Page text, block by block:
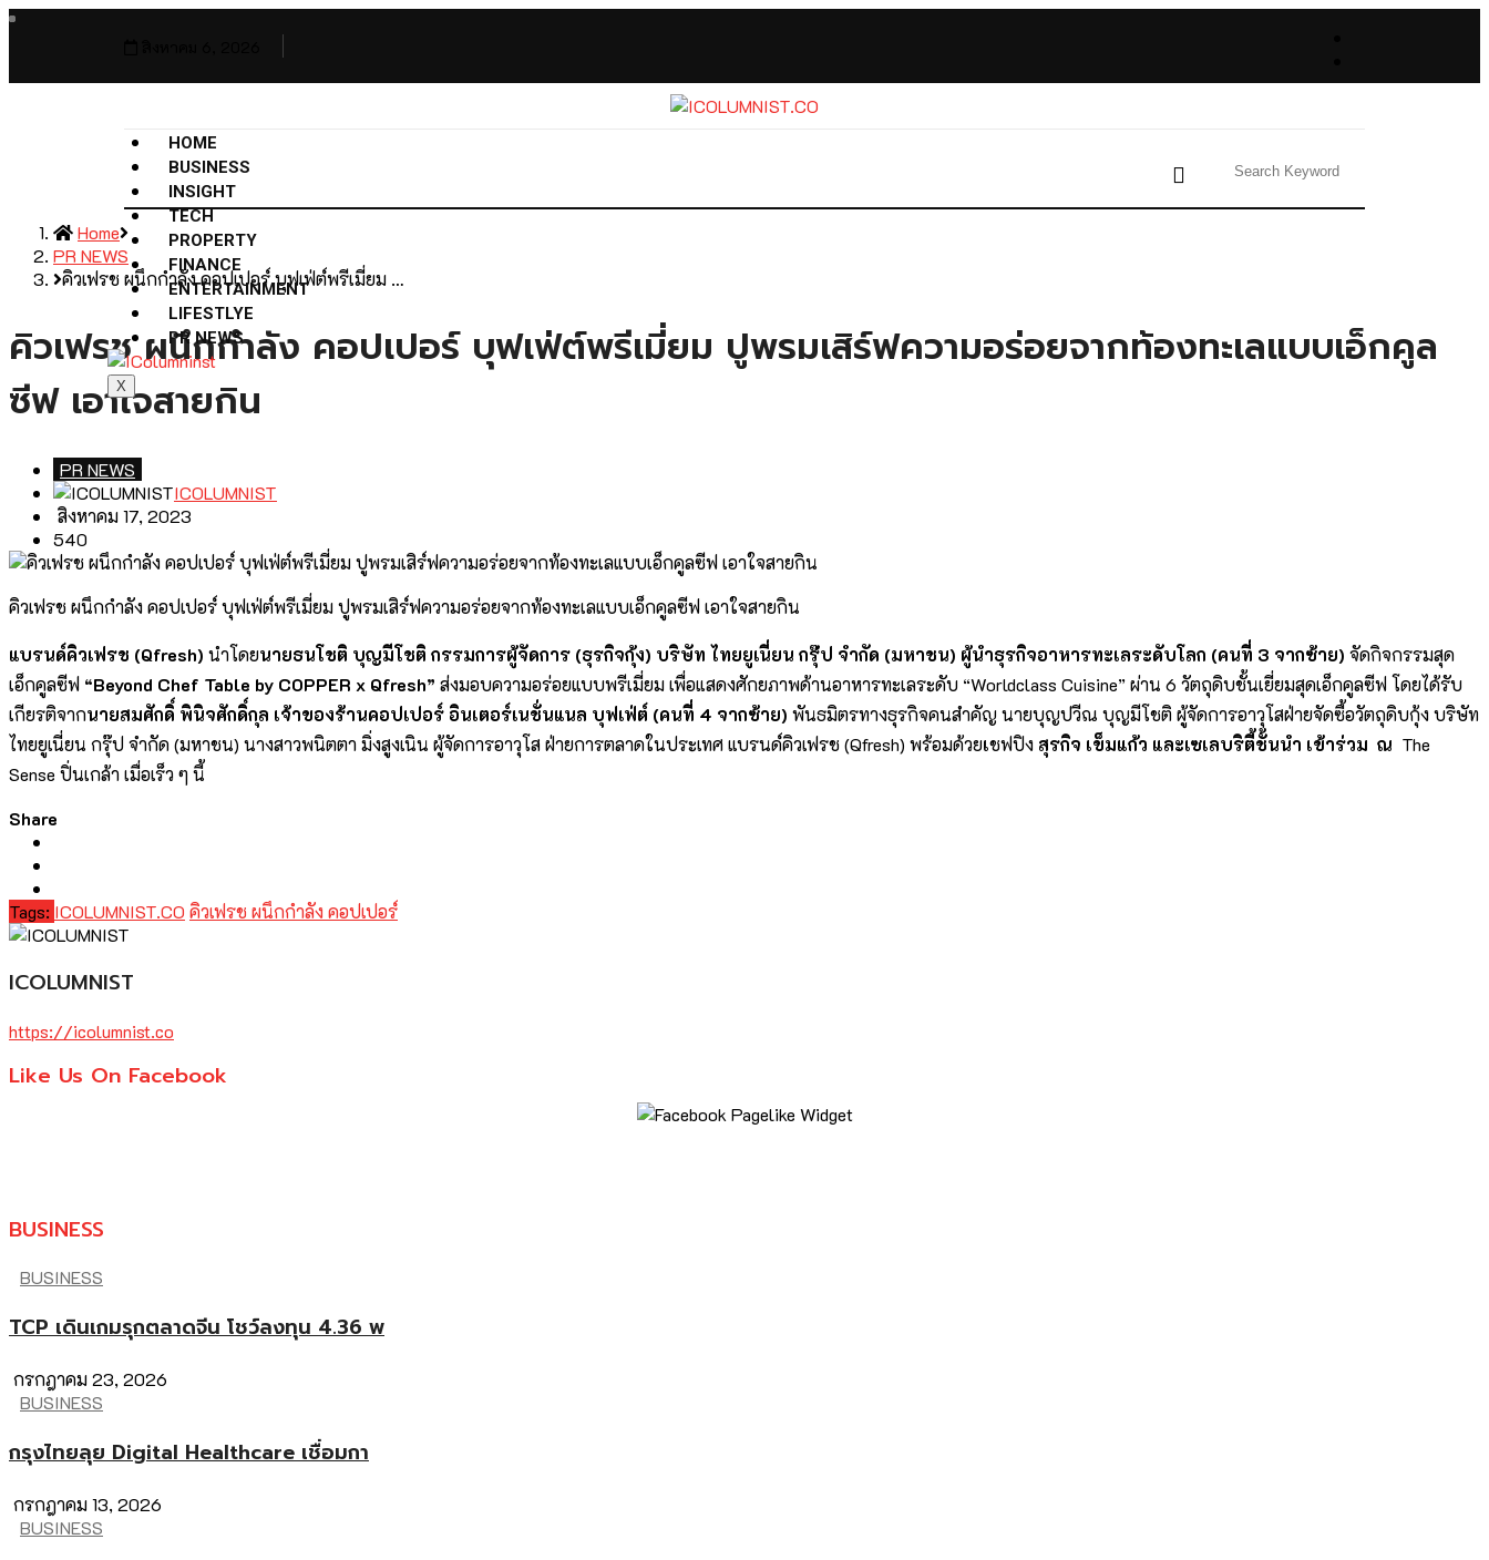
HOME
BUSINESS
INSIGHT
TECH
PROPERTY
FINANCE
ENTERTAINMENT
LIFESTLYE
PR NEWS
X
Home
PR NEWS
คิวเฟรช ผนึกกำลัง คอปเปอร์ บุฟเฟ่ต์พรีเมี่ยม …
คิวเฟรช ผนึกกำลัง คอปเปอร์ บุฟเฟ่ต์พรีเมี่ยม ปูพรมเสิร์ฟความอร่อยจากท้องทะเลแบบเอ็กคูล
ซีฟ เอาใจสายกิน
PR NEWS
ICOLUMNIST
สิงหาคม 17, 2023
540
คิวเฟรช ผนึกกำลัง คอปเปอร์ บุฟเฟ่ต์พรีเมี่ยม ปูพรมเสิร์ฟความอร่อยจากท้องทะเลแบบเอ็กคูลซีฟ เอาใจสายกิน
แบรนด์คิวเฟรช (Qfresh) นำโดยนายธนโชติ บุญมีโชติ กรรมการผู้จัดการ (ธุรกิจกุ้ง) บริษัท ไทยยูเนี่ยน กรุ๊ป จำกัด (มหาชน) ผู้นำธุรกิจอาหารทะเลระดับโลก (คนที่ 3 จากซ้าย) จัดกิจกรรมสุด
เอ็กคูลซีฟ “Beyond Chef Table by COPPER x Qfresh” ส่งมอบความอร่อยแบบพรีเมี่ยม เพื่อแสดงศักยภาพด้านอาหารทะเลระดับ “Worldclass Cuisine” ผ่าน 6 วัตถุดิบชั้นเยี่ยมสุดเอ็กคูลซีฟ โดยได้รับ
เกียรติจากนายสมศักดิ์ พินิจศักดิ์กุล เจ้าของร้านคอปเปอร์ อินเตอร์เนชั่นแนล บุฟเฟ่ต์ (คนที่ 4 จากซ้าย) พันธมิตรทางธุรกิจคนสำคัญนายบุญปวีณ บุญมีโชติ ผู้จัดการอาวุโสฝ่ายจัดซื้อวัตถุดิบกุ้ง บริษัท
ไทยยูเนี่ยน กรุ๊ป จำกัด (มหาชน) นางสาวพนิตตา มิ่งสูงเนิน ผู้จัดการอาวุโส ฝ่ายการตลาดในประเทศ แบรนด์คิวเฟรช (Qfresh) พร้อมด้วยเชฟปิง สุรกิจ เข็มแก้ว และเซเลบริตี้ชั้นนำ เข้าร่วม ณ The
Sense ปิ่นเกล้า เมื่อเร็ว ๆ นี้
Share
Tags: ICOLUMNIST.CO คิวเฟรช ผนึกกำลัง คอปเปอร์
ICOLUMNIST
https://icolumnist.co
Like Us On Facebook
BUSINESS
BUSINESS
TCP เดินเกมรุกตลาดจีน โชว์ลงทุน 4.36 พ
กรกฎาคม 23, 2026
BUSINESS
กรุงไทยลุย Digital Healthcare เชื่อมกา
กรกฎาคม 13, 2026
BUSINESS